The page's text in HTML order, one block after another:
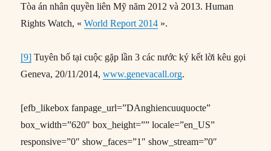
Tòa án nhân quyền liên Mỹ năm 2012 và 2013. Human
Rights Watch, «World Report 2014 ».
[9] Tuyên bố tại cuộc gặp lần 3 các nước ký kết lời kêu gọi
Geneva, 20/11/2014,www.genevacall.org.
[efb_likebox fanpage_url=”DAnghiencuuquocte”
box_width=”620″ box_height=”” locale=”en_US”
responsive=”0″ show_faces=”1″ show_stream=”0″